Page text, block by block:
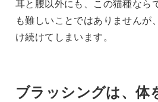
耳と腰以外にも、この猫種なら
も難しいことではありませんが
け続けてしまいます。
ブラッシングは、体